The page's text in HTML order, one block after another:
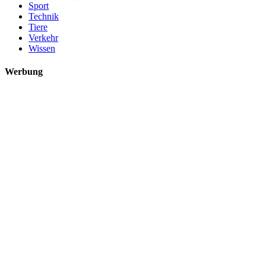
Sport
Technik
Tiere
Verkehr
Wissen
Werbung